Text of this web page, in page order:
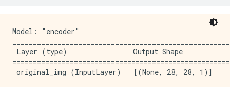
Model: "encoder"
Layer (type)                Output Shape
original_img (InputLayer)   [(None, 28,